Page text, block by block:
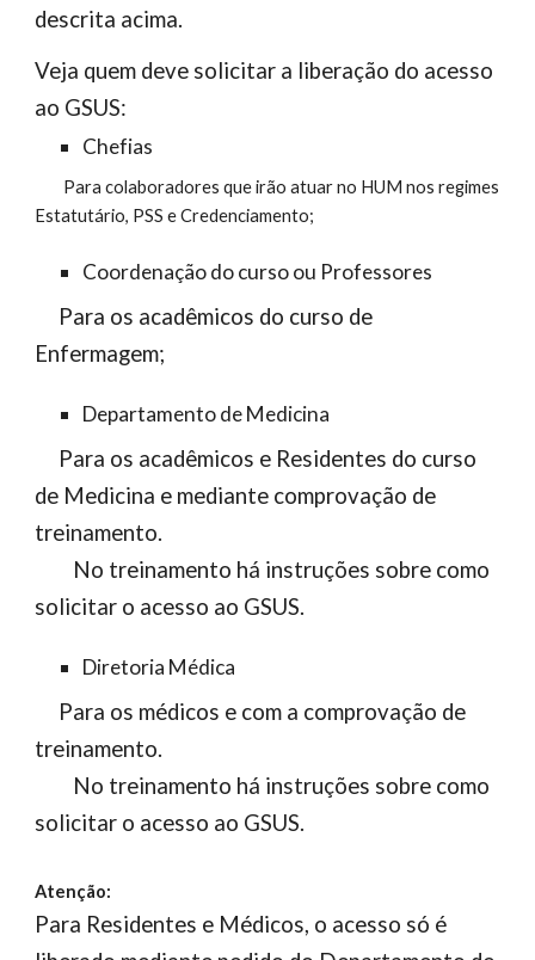
descrita acima.
Veja quem deve solicitar a liberação do acesso
ao GSUS:
Chefias
Para colaboradores que irão atuar no HUM nos regimes
Estatutário, PSS e Credenciamento;
Coordenação do curso ou Professores
Para os acadêmicos do curso de
Enfermagem;
Departamento de Medicina
Para os acadêmicos e Residentes do curso
de Medicina e mediante comprovação de
treinamento.
No treinamento há instruções sobre como
solicitar o acesso ao GSUS.
Diretoria Médica
Para os médicos e com a comprovação de
treinamento.
No treinamento há instruções sobre como
solicitar o acesso ao GSUS.
Atenção:
Para Residentes e Médicos, o acesso só é